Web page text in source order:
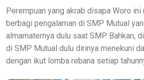
Perempuan yang akrab disapa Woro
berbagi pengalaman di SMP Mutual
almamaternya dulu saat SMP. Bahkan,
di SMP Mutual dulu dirinya menekuni
dengan ikut lomba rebana setiap